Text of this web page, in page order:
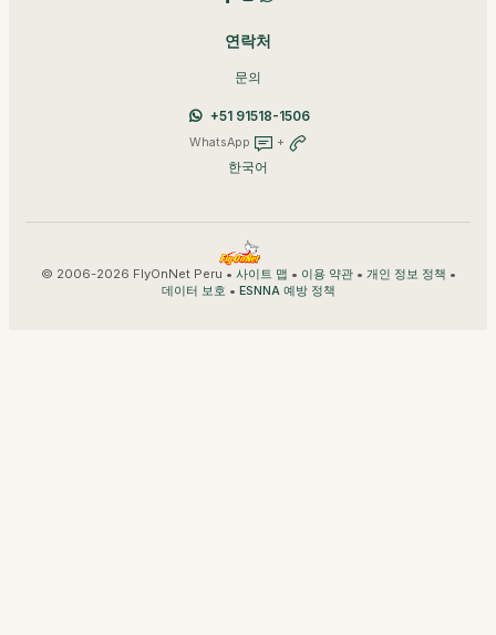
연락처
문의
+51 91518-1506
WhatsApp +
한국어
© 2006-2026 FlyOnNet Peru • 사이트 맵 • 이용 약관• 개인 정보 정책 •
데이터 보호 • ESNNA 예방 정책